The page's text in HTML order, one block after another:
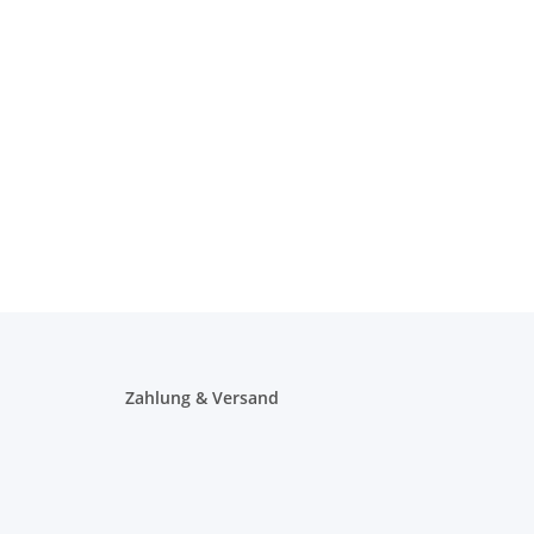
Zahlung & Versand